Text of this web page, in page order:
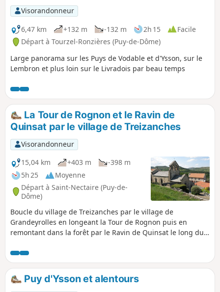
Visorandonneur
6,47 km
+132 m -132 m 2h 15
Facile
Départ à Tourzel-Ronzières (Puy-de-Dôme)
Large panorama sur les Puys de Vodable et d'Ysson, sur le
Lembron et plus loin sur le Livradois par beau temps
La Tour de Rognon et le Ravin de
Quinsat par le village de Treizanches
Visorandonneur
15,04 km
+403 m
-398 m
5h 25
Moyenne
Départ à Saint-Nectaire (Puy-de-
Dôme)
Boucle du village de Treizanches par le village de
Grandeyrolles en longeant la Tour de Rognon puis en
remontant dans la forêt par le Ravin de Quinsat le long du
Puy d'Ysson et alentours